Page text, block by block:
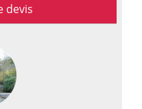
devis